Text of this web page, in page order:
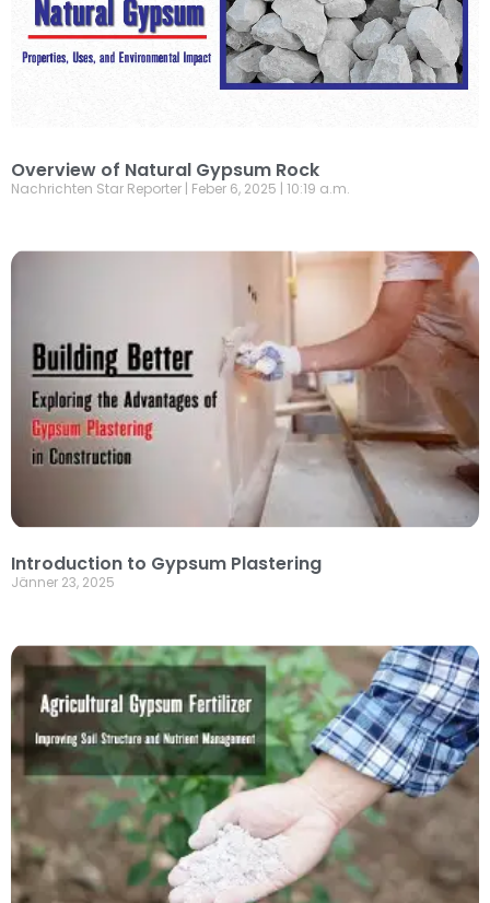
Overview of Natural Gypsum Rock
Nachrichten Star Reporter Feber 6, 2025 10:19 a.m.
Introduction to Gypsum Plastering
Jänner 23, 2025